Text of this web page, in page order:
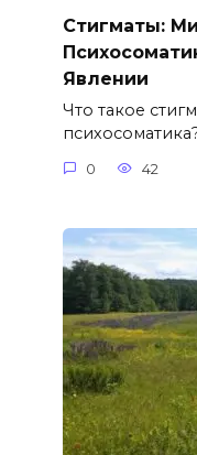
Стигматы:
Явлении
Что такое
0 42